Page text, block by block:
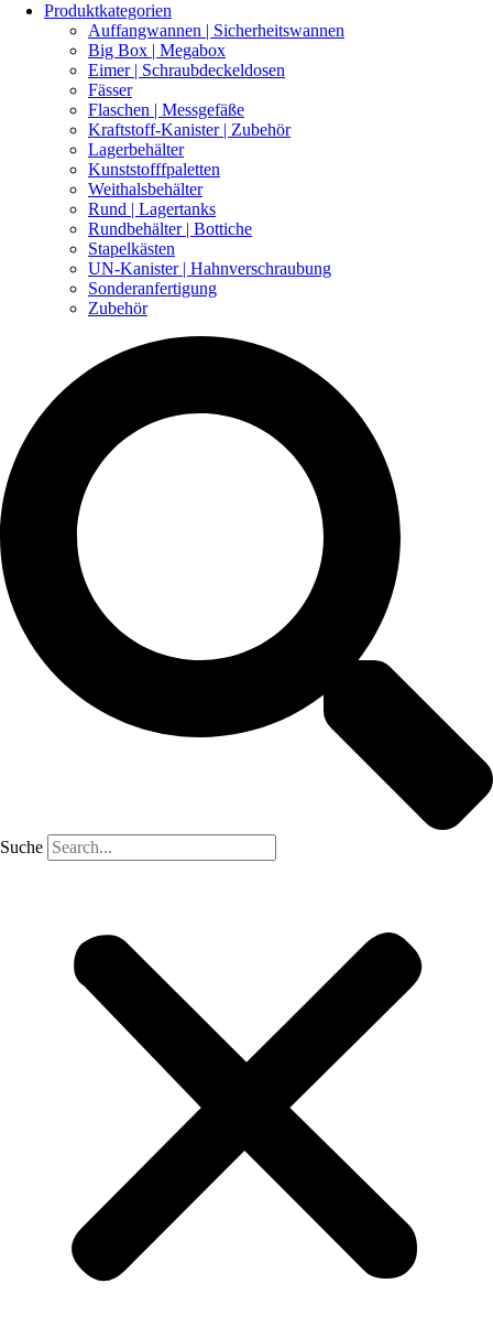
Produktkategorien
Auffangwannen | Sicherheitswannen
Big Box | Megabox
Eimer | Schraubdeckeldosen
Fässer
Flaschen | Messgefäße
Kraftstoff-Kanister | Zubehör
Lagerbehälter
Kunststofffpaletten
Weithalsbehälter
Rund | Lagertanks
Rundbehälter | Bottiche
Stapelkästen
UN-Kanister | Hahnverschraubung
Sonderanfertigung
Zubehör
Suche